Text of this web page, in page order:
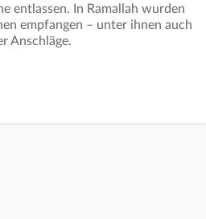
entlassen. In Ramallah wurden
empfangen – unter ihnen auch
Anschläge.